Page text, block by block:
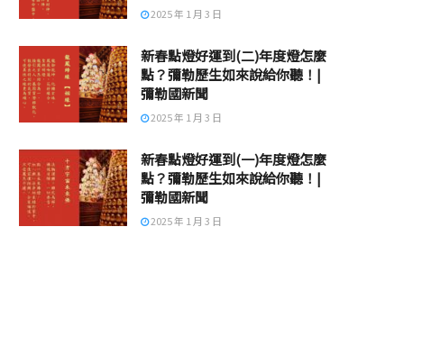
2025 年 1 月 3 日
新春點燈好運到(二)年度燈怎麼
點？彌勒歷生如來說給你聽！|
彌勒國新聞
2025 年 1 月 3 日
新春點燈好運到(一)年度燈怎麼
點？彌勒歷生如來說給你聽！|
彌勒國新聞
2025 年 1 月 3 日